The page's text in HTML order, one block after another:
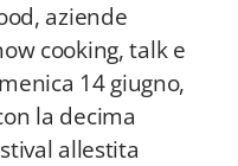
aziende
cooking, talk e
14 giugno,
la decima
allestita